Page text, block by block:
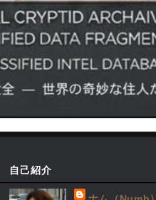
自己紹介